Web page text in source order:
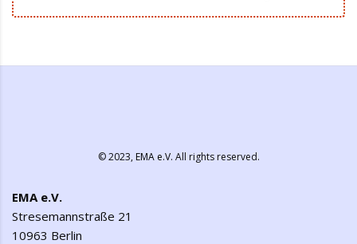
© 2023,EMA e.V. All rights reserved.
EMA e.V.
Stresemannstraße 21
10963 Berlin